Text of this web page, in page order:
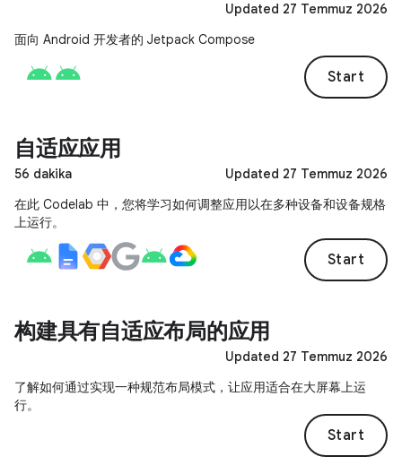
Updated 27 Temmuz 2026
面向 Android 开发者的 Jetpack Compose
Start
自适应应用
56 dakika
Updated 27 Temmuz 2026
在此 Codelab 中，您将学习如何调整应用以在多种设备和设备规格
上运行。
Start
构建具有自适应布局的应用
Updated 27 Temmuz 2026
了解如何通过实现一种规范布局模式，让应用适合在大屏幕上运
行。
Start